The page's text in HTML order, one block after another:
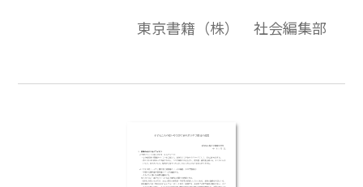
課題の設定と調査活動【探究②】，考察し
入】，図版資料の読み取り【探究①】，宗
多様性と今日的課題などを取り上げる。
東京書籍（株） 社会編集部